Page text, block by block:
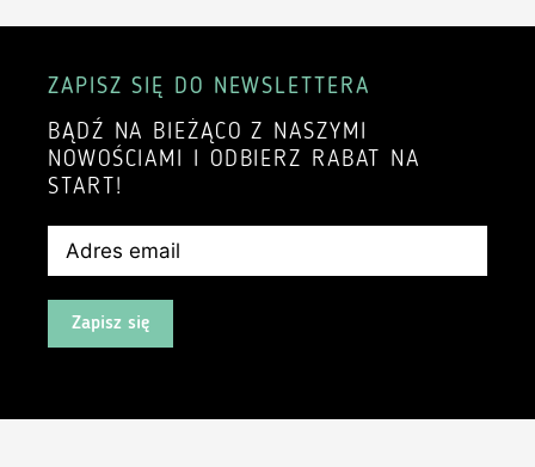
ZAPISZ SIĘ DO NEWSLETTERA
BĄDŹ NA BIEŻĄCO Z NASZYMI
NOWOŚCIAMI I ODBIERZ RABAT NA
START!
Zapisz się